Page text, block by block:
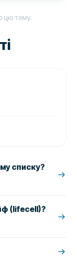
цю тему.
списку?
(lifecell)?